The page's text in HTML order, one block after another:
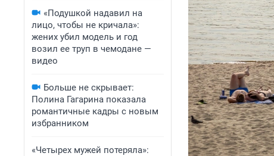
«Подушкой надавил на
лицо, чтобы не кричала»:
жених убил модель и год
возил ее труп в чемодане —
видео
Больше не скрывает:
Полина Гагарина показала
романтичные кадры с новым
избранником
«Четырех мужей потеряла»: